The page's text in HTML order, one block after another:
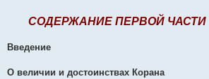
СОДЕРЖАНИЕ ПЕРВОЙ ЧАСТИ
Введение
О величии и достоинствах Корана